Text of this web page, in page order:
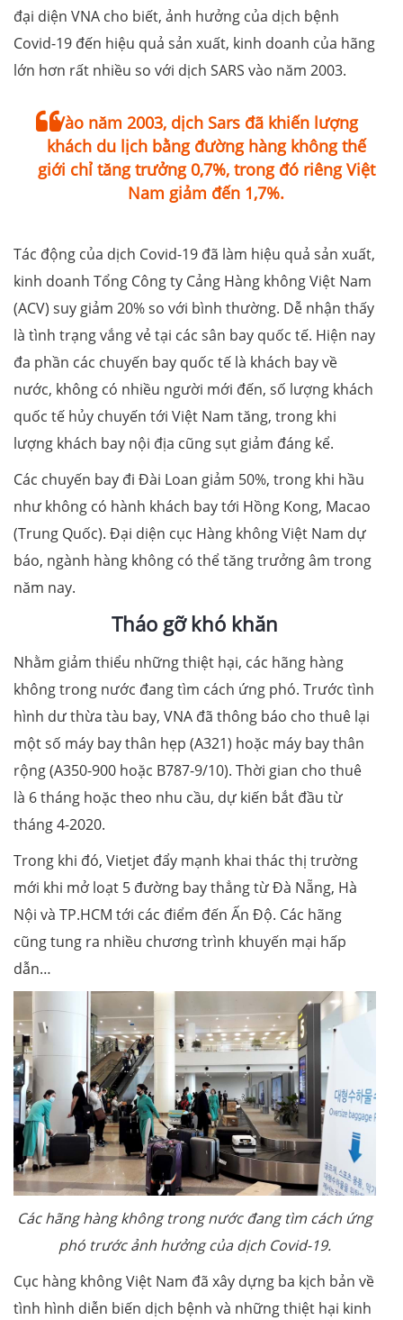
đại diện VNA cho biết, ảnh hưởng của dịch bệnh
Covid-19 đến hiệu quả sản xuất, kinh doanh của hãng
lớn hơn rất nhiều so với dịch SARS vào năm 2003.
Vào năm 2003, dịch Sars đã khiến lượng
khách du lịch bằng đường hàng không thế
giới chỉ tăng trưởng 0,7%, trong đó riêng Việt
Nam giảm đến 1,7%.
Tác động của dịch Covid-19 đã làm hiệu quả sản xuất,
kinh doanh Tổng Công ty Cảng Hàng không Việt Nam
(ACV) suy giảm 20% so với bình thường. Dễ nhận thấy
là tình trạng vắng vẻ tại các sân bay quốc tế. Hiện nay
đa phần các chuyến bay quốc tế là khách bay về
nước, không có nhiều người mới đến, số lượng khách
quốc tế hủy chuyến tới Việt Nam tăng, trong khi
lượng khách bay nội địa cũng sụt giảm đáng kể.
Các chuyến bay đi Đài Loan giảm 50%, trong khi hầu
như không có hành khách bay tới Hồng Kong, Macao
(Trung Quốc). Đại diện cục Hàng không Việt Nam dự
báo, ngành hàng không có thể tăng trưởng âm trong
năm nay.
Tháo gỡ khó khăn
Nhằm giảm thiểu những thiệt hại, các hãng hàng
không trong nước đang tìm cách ứng phó. Trước tình
hình dư thừa tàu bay, VNA đã thông báo cho thuê lại
một số máy bay thân hẹp (A321) hoặc máy bay thân
rộng (A350-900 hoặc B787-9/10). Thời gian cho thuê
là 6 tháng hoặc theo nhu cầu, dự kiến bắt đầu từ
tháng 4-2020.
Trong khi đó, Vietjet đẩy mạnh khai thác thị trường
mới khi mở loạt 5 đường bay thẳng từ Đà Nẵng, Hà
Nội và TP.HCM tới các điểm đến Ấn Độ. Các hãng
cũng tung ra nhiều chương trình khuyến mại hấp
dẫn…
Các hãng hàng không trong nước đang tìm cách ứng
phó trước ảnh hưởng của dịch Covid-19.
Cục hàng không Việt Nam đã xây dựng ba kịch bản về
tình hình diễn biến dịch bệnh và những thiệt hại kinh